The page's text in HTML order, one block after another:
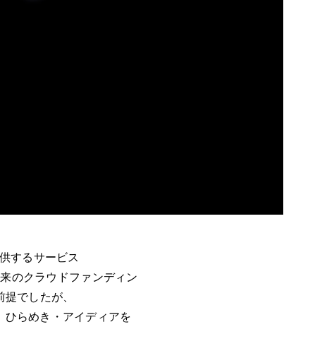
するサービス
のクラウドファンディン
でしたが、
ひらめき・アイディアを